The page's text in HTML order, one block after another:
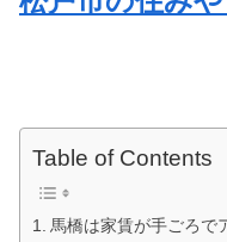
Table of Contents
馬橋は家賃が手ごろで